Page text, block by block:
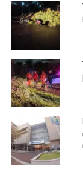
Confira
das
3º Chamamento
TÓPICOS
EDUCAÇÃO
FEATURED
A SEGUIR UP
Uergs prorroga
graduação